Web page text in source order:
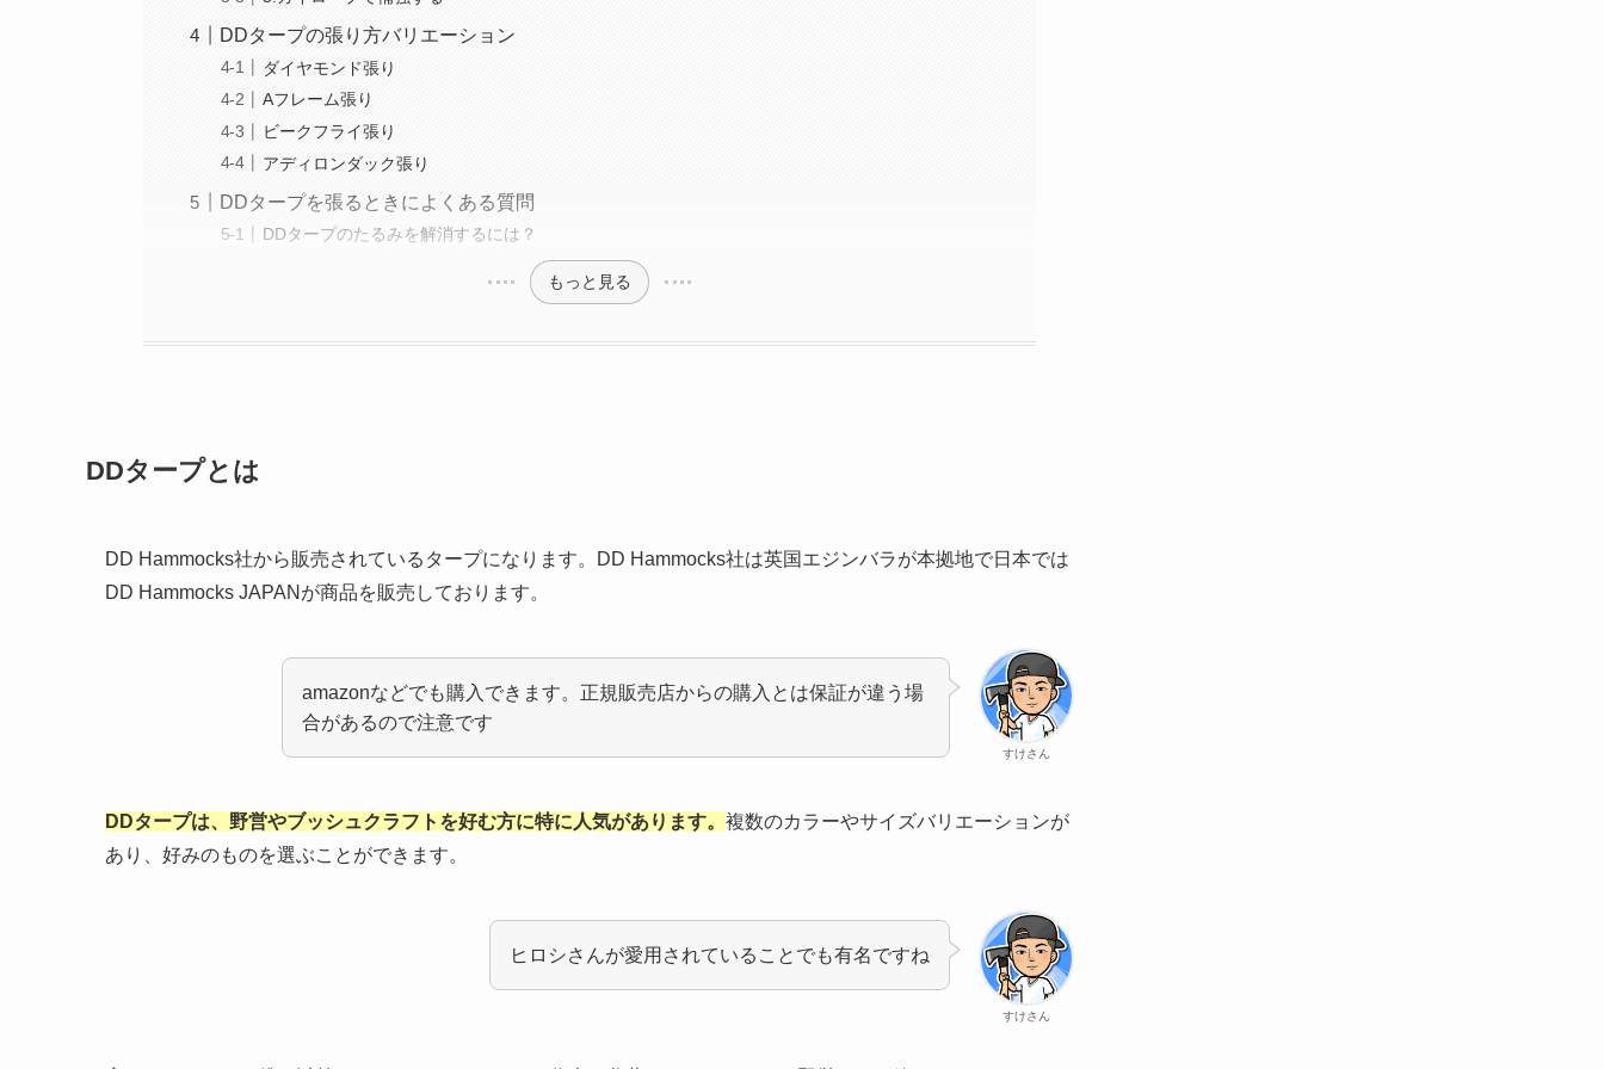
DDタープの張り方バリエーション
ダイヤモンド張り
Aフレーム張り
ビークフライ張り
アディロンダック張り
DDタープを張るときによくある質問
DDタープのたるみを解消するには？
もっと見る
DDタープとは
DD Hammocks社から販売されているタープになります。DD Hammocks社は英国エジンバラが本拠地で日本では
DD Hammocks JAPANが商品を販売しております。
すけさん
amazonなどでも購入できます。正規販売店からの購入とは保証が違う場
合があるので注意です
DDタープは、野営やブッシュクラフトを好む方に特に人気があります。 複数のカラーやサイズバリエーションが
あり、好みのものを選ぶことができます。
すけさん
ヒロシさんが愛用されていることでも有名ですね